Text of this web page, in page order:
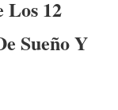
Los 12
Sueño Y